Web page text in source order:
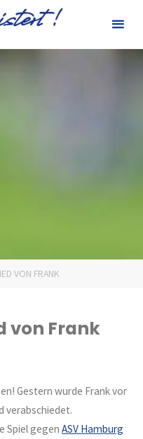
VON FRANK
von Frank
Gestern wurde Frank vor
verabschiedet.
Spiel gegenASV Hamburg